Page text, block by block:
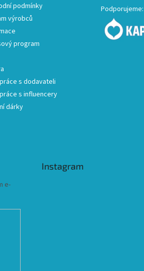
podmínky
výrobců
program
s dodavateli
s influencery
dárky
Podporujeme:
e-
Instagram